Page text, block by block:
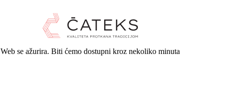
Web se ažurira. Biti ćemo dostupni kroz nekoliko minuta